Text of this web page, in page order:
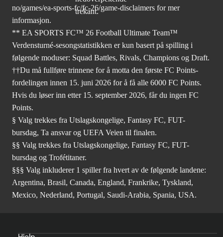
no/games/ea-sports-fc/fc-26/game-disclaimers for mer
informasjon.
** EA SPORTS FC™ 26 Football Ultimate Team™
Verdensturné-sesongstatistikken er kun basert på spilling i
følgende moduser: Squad Battles, Rivals, Champions og Draft.
††Du må fullføre trinnene for å motta den første FC Points-
fordelingen innen 15. juni 2026 for å få alle 6000 FC Points.
Hvis du løser inn etter 15. september 2026, får du ingen FC
Points.
§ Valg trekkes fra Utslagskongelige, Fantasy FC, FUT-
bursdag, Ta ansvar og UEFA Veien til finalen.
§§ Valg trekkes fra Utslagskongelige, Fantasy FC, FUT-
bursdag og Trofétitaner.
§§§ Valg inkluderer 1 spiller fra hvert av de følgende landene:
Argentina, Brasil, Canada, England, Frankrike, Tyskland,
Mexico, Nederland, Portugal, Saudi-Arabia, Spania, USA.